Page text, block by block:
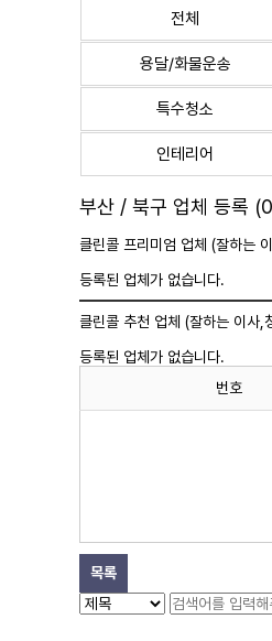
전체
용달/화물운송
특수청소
인테리어
부산 / 북구 업체 등록
클린콜 프리미엄 업체 (잘하는
등록된 업체가 없습니다.
클린콜 추천 업체 (잘하는 이사,
등록된 업체가 없습니다.
번호
목록